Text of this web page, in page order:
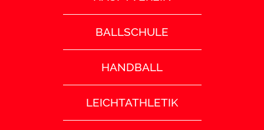
BALLSCHULE
HANDBALL
LEICHTATHLETIK